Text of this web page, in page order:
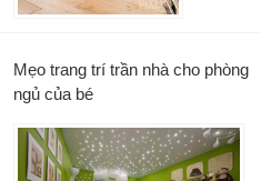
Mẹo trang trí trần nhà cho phòng
ngủ của bé